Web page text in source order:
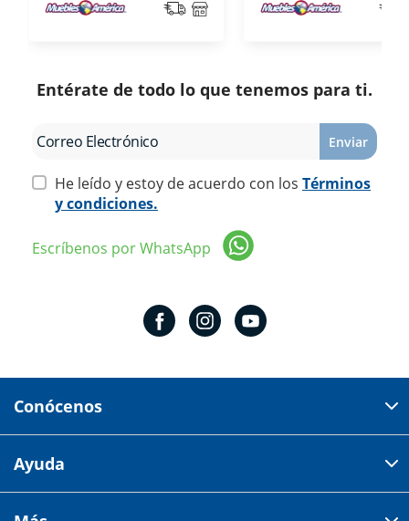
Entérate de todo lo que tenemos para ti.
Enviar
He leído y estoy de acuerdo con los Términos
y condiciones.
Escríbenos por WhatsApp
Conócenos
Av 18 de marzo # 309. Colonia la Nogalera.
Ayuda